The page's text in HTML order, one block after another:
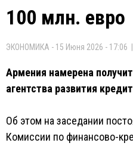
100 млн. евро
ЭКОНОМИКА - 15 Июня 2026 - 17:06
Армения намерена
агентства развития
Об этом на заседании
Комиссии по финансово-